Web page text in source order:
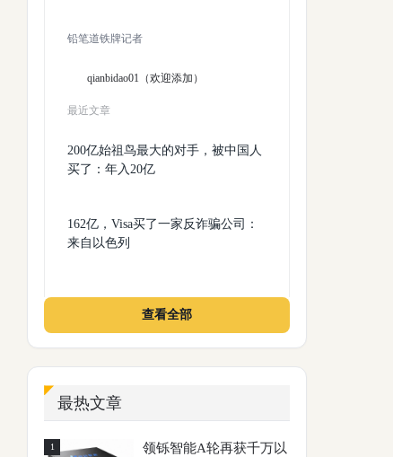
铅笔道铁牌记者
qianbidao01（欢迎添加）
最近文章
200亿始祖鸟最大的对手，被中国人
买了：年入20亿
162亿，Visa买了一家反诈骗公司：
来自以色列
查看全部
最热文章
1
领铄智能A轮再获千万以